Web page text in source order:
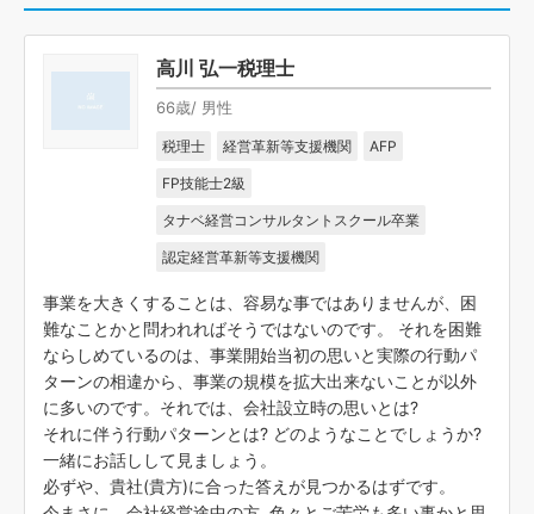
高川 弘一税理士
66歳/ 男性
税理士 経営革新等支援機関 AFP
FP技能士2級
タナベ経営コンサルタントスクール卒業
認定経営革新等支援機関
事業を大きくすることは、容易な事ではありませんが、困
難なことかと問われればそうではないのです。 それを困難
ならしめているのは、事業開始当初の思いと実際の行動パ
ターンの相違から、事業の規模を拡大出来ないことが以外
に多いのです。それでは、会社設立時の思いとは?
それに伴う行動パターンとは? どのようなことでしょうか?
一緒にお話しして見ましょう。
必ずや、貴社(貴方)に合った答えが見つかるはずです。